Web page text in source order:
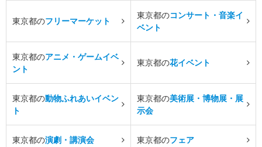
東京都のフリーマーケット
東京都のコンサート・音楽イ
ベント
東京都のアニメ・ゲームイベ
ント
東京都の花イベント
東京都の動物ふれあいイベン
ト
東京都の美術展・博物展・展
示会
東京都の演劇・講演会 東京都のフェア